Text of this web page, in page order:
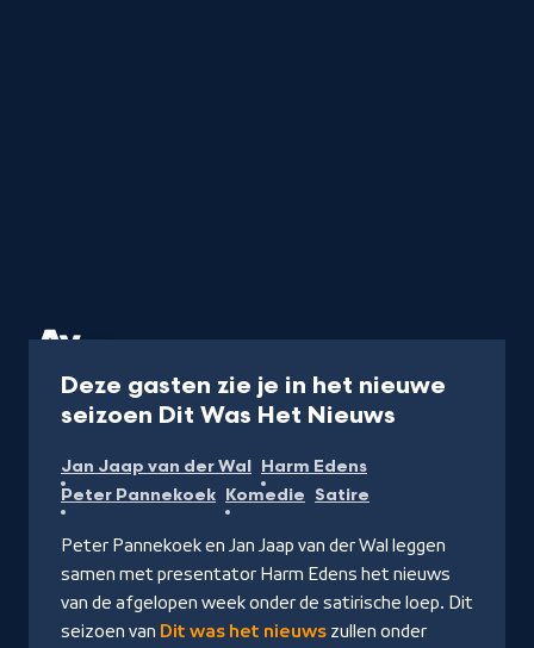
Deze gasten zie je in het nieuwe
seizoen Dit Was Het Nieuws
Jan Jaap van der Wal Harm Edens
Peter Pannekoek Komedie Satire
Peter Pannekoek en Jan Jaap van der Wal leggen
samen met presentator Harm Edens het nieuws
van de afgelopen week onder de satirische loep. Dit
seizoen van Dit was het nieuws zullen onder